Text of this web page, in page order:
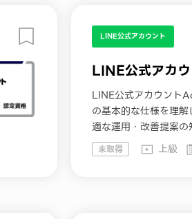
LINE公式アカウント
LINE公式アカ
LINE公式アカウント
の基本的な仕様を理
適な運用・改善提案
知識があることを認め
習コンテンツと認定資
未取得 上級